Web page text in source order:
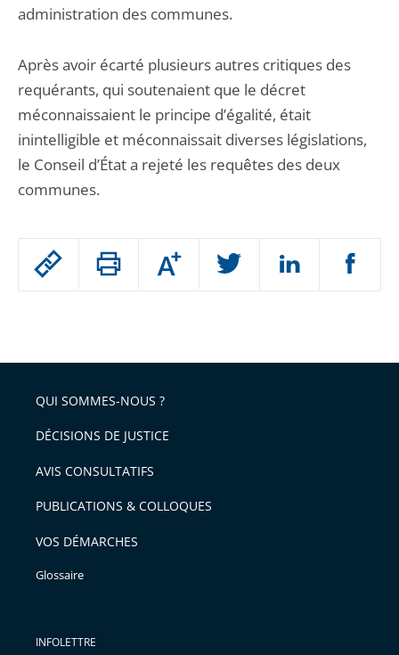
Passer
arriver
après
Augmenter
ou
l'article
pour
avant
administration des communes.
Après avoir écarté plusieurs autres critiques des
requérants, qui soutenaient que le décret
méconnaissaient le principe d’égalité, était
inintelligible et méconnaissait diverses législations,
le Conseil d’État a rejeté les requêtes des deux
communes.
QUI SOMMES-NOUS ?
DÉCISIONS DE JUSTICE
AVIS CONSULTATIFS
PUBLICATIONS & COLLOQUES
VOS DÉMARCHES
Glossaire
INFOLETTRE